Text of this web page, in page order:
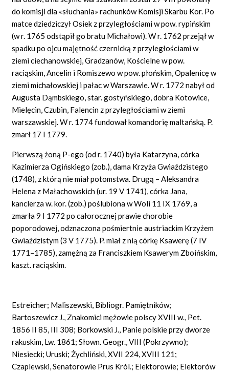
do komisji dla «słuchania» rachunków Komisji Skarbu Kor. Po
matce dziedziczył Osiek z przyległościami w pow. rypińskim
(w r. 1765 odstąpił go bratu Michałowi). W r. 1762 przejął w
spadku po ojcu majętność czernicką z przyległościami w
ziemi ciechanowskiej, Gradzanów, Kościelne w pow.
raciąskim, Ancelin i Romiszewo w pow. płońskim, Opalenicę w
ziemi michałowskiej i pałac w Warszawie. W r. 1772 nabył od
Augusta Dąmbskiego, star. gostyńskiego, dobra Kotowice,
Mielęcin, Czubin, Falencin z przyległościami w ziemi
warszawskiej. W r. 1774 fundował komandorię maltańską. P.
zmarł 17 I 1779.
Pierwszą żoną P-ego (od r. 1740) była Katarzyna, córka
Kazimierza Ogińskiego (zob.), dama Krzyża Gwiaździstego
(1748), z którą nie miał potomstwa. Drugą – Aleksandra
Helena z Małachowskich (ur. 19 V 1741), córka Jana,
kanclerza w. kor. (zob.) poślubiona w Woli 11 IX 1769, a
zmarła 9 I 1772 po całorocznej prawie chorobie
poporodowej, odznaczona pośmiertnie austriackim Krzyżem
Gwiaździstym (3 V 1775). P. miał z nią córkę Ksawerę (7 IV
1771–1785), zamężną za Franciszkiem Ksawerym Zboińskim,
kaszt. raciąskim.
Estreicher; Maliszewski, Bibliogr. Pamiętników;
Bartoszewicz J., Znakomici mężowie polscy XVIII w., Pet.
1856 II 85, III 308; Borkowski J., Panie polskie przy dworze
rakuskim, Lw. 1861; Słown. Geogr., VIII (Pokrzywno);
Niesiecki; Uruski; Żychliński, XVII 224, XVIII 121;
Czaplewski, Senatorowie Prus Król.; Elektorowie; Elektorów